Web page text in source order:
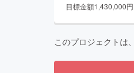
目標金額1,430,000円
このプロジェクトは、